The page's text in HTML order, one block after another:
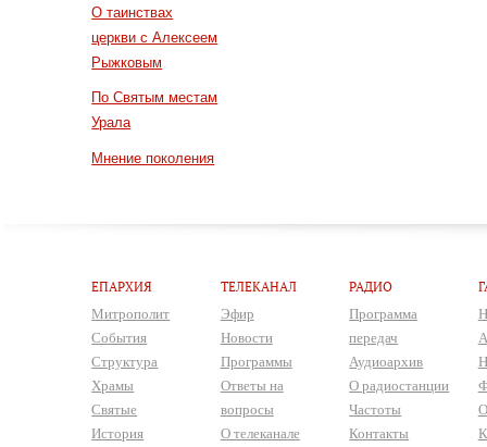
О таинствах
церкви с Алексеем
Рыжковым
По Святым местам
Урала
Мнение поколения
ЕПАРХИЯ
Митрополит
События
Структура
Храмы
Святые
История
ТЕЛЕКАНАЛ
Эфир
Новости
Программы
Ответы на
вопросы
О телеканале
РАДИО
Программа
передач
Аудиоархив
О радиостанции
Частоты
Контакты